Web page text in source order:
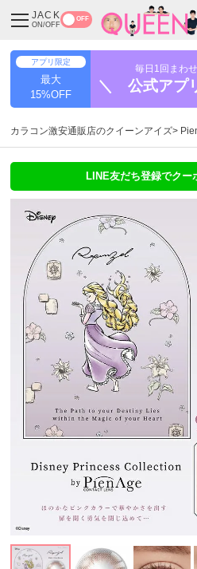
JACK
ON/OFF
OFF
アプリ限定
最大
15%OFF
毎日1回まわ
＼ 公式アプ
カラコン激安通販店のクイーンアイズ
LINE友だち登録でクー